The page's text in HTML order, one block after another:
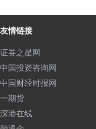
友情链接
证券之星网
中国投资咨询网
中国财经时报网
一期货
深港在线